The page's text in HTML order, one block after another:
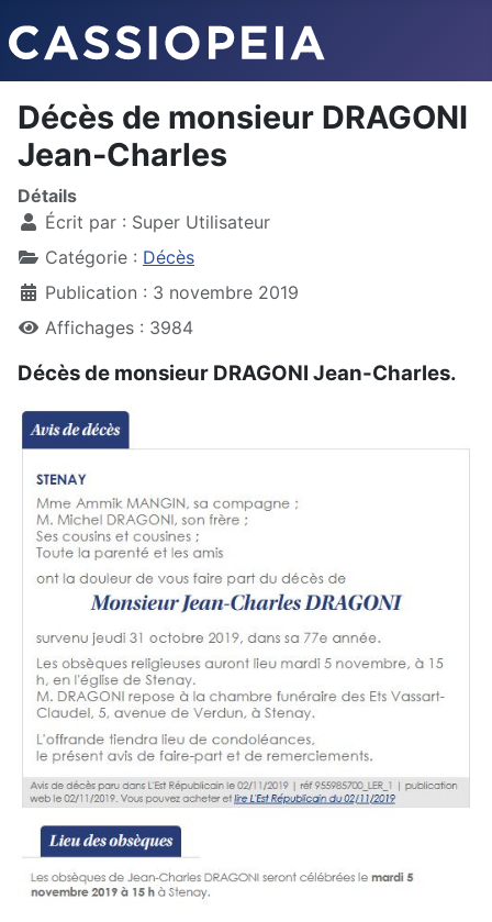
Décès de monsieur DRAGONI
Jean-Charles
Détails
Écrit par : Super Utilisateur
Catégorie : Décès
Publication : 3 novembre 2019
Affichages : 3984
Décès de monsieur DRAGONI Jean-Charles.